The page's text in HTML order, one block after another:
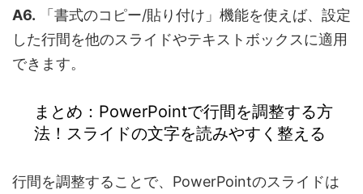
A6. 「書式のコピー/貼り付け」機能を使えば、設定
した行間を他のスライドやテキストボックスに適用
できます。
まとめ：PowerPointで行間を調整する方
法！スライドの文字を読みやすく整える
行間を調整することで、PowerPointのスライドは